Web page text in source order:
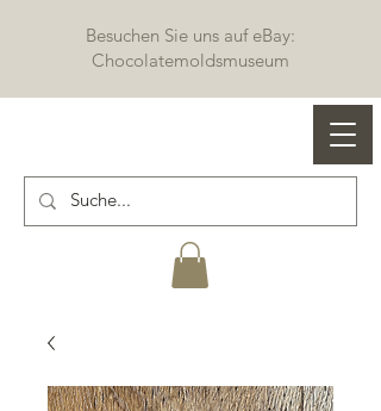
Besuchen Sie uns auf eBay:
Chocolatemoldsmuseum